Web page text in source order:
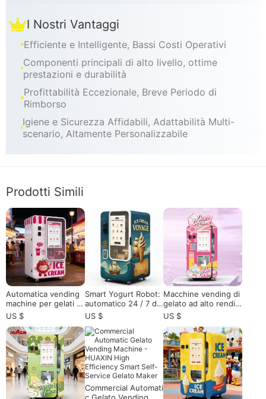
Certificata CE, ETL e RoHS, Huaxin fornisce una piatt
24 ore su 24 che combina display BOE interattivi da 3
2 pollici con un ROI comprovato di 3 - 4 mesi, trasfor
mando le piccole impronte in asset di business ad alt
o rendimento.
I Nostri Vantaggi
Efficiente e Intelligente, Bassi Costi Operativi
Componenti principali di alto livello, ottime
prestazioni e durabilità
Profittabilità Eccezionale, Breve Periodo di
Rimborso
Igiene e Sicurezza Affidabili, Adattabilità Multi-
scenario, Altamente Personalizzabile
Prodotti Simili
Automatica vending
machine per gelati S
oft Serve ad alto RO
I: guida definitiva per
gli investitori al detta
glio intelligenti 2026
US $
Smart Yogurt Robot:
automatico 24 / 7 dis
tributore di yogurt
US $
Macchine vending di
gelato ad alto rendim
ento per centri com
merciali e aeroporti|
Soluzione Smart Soft
-Serve Vending in 15
secondi con analisi r
emota
US $
Commercial Automati